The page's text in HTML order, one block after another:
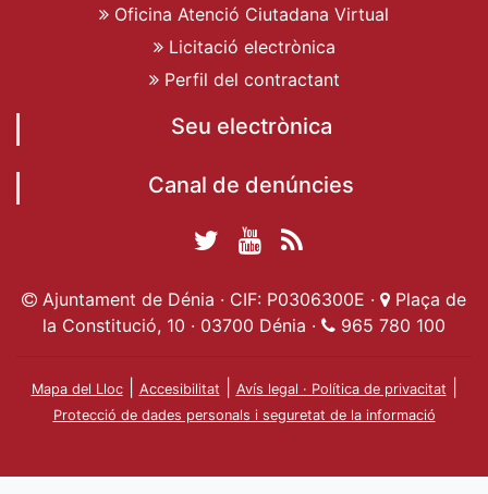
Oficina Atenció Ciutadana Virtual
Licitació electrònica
Perfil del contractant
Seu electrònica
Canal de denúncies
de Dénia
Twitter Ajuntament
de Dénia
Ajuntament de
Dénia
Actualitat
Ajuntament
Ajuntament de Dénia · CIF: P0306300E ·
Plaça de
la Constitució, 10 · 03700 Dénia ·
965 780 100
Mapa del Lloc| Accesibilitat Avís legal · Política de privacitat
Protecció de dades personals i seguretat de la informació